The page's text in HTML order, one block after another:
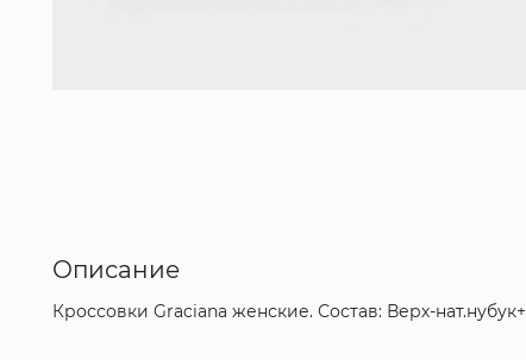
Описание
Кроссовки Graciana женские. Состав: Верх-